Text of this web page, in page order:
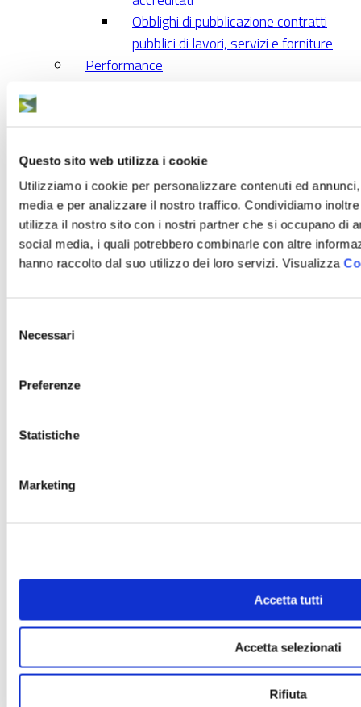
Questo sito web utilizza i cookie
Utilizziamo i cookie per personalizzare contenuti ed
media e per analizzare il nostro traffico. Condividiamo
utilizza il nostro sito con i nostri partner che si occupano di
social media, i quali potrebbero combinarle con altre
hanno raccolto dal suo utilizzo dei loro servizi. Visualizza
delNecessari
Preferenze
Statistiche
Marketing
Accetta tutti
Accetta selezionati
Rifiuta
Obblighi di pubblicazione contratti
pubblici di lavori, servizi e forniture
Performance
Relazione sulla Performance
Dati relativi ai premi
Benessere organizzativo
Enti controllati
Enti pubblici vigilati
Tipologie di controllo
Obblighi e adempimenti
Sovvenzioni, contributi, sussidi, vantaggi